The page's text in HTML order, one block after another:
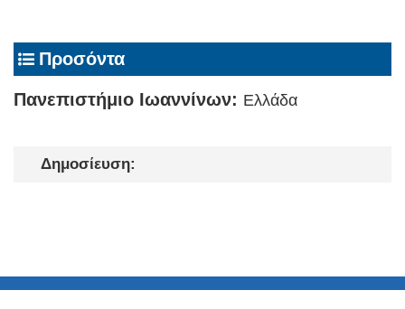
Προσόντα
Πανεπιστήμιο Ιωαννίνων: Ελλάδα
Δημοσίευση: